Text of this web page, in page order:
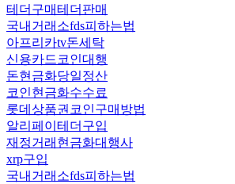
테더구매테더판매
국내거래소fds피하는법
아프리카tv돈세탁
신용카드코인대행
돈현금화당일정산
코인현금화수수료
롯데상품권코인구매방법
알리페이테더구입
재정거래현금화대행사
xrp구입
국내거래소fds피하는법